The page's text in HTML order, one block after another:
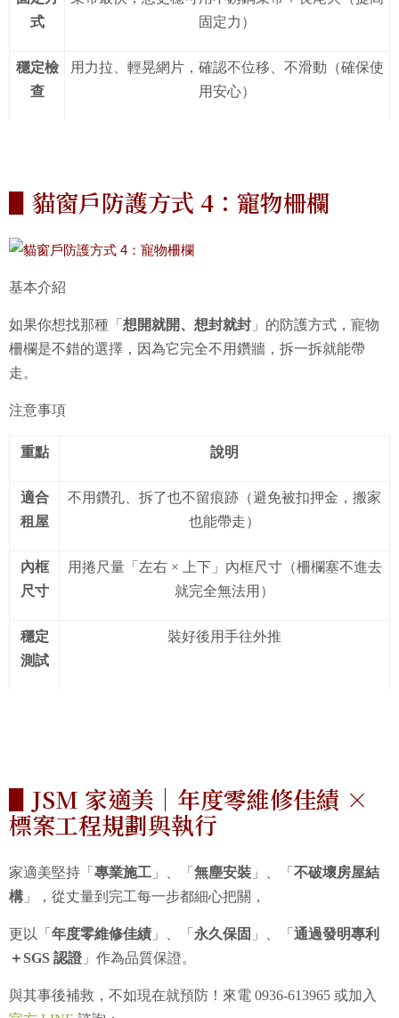
式
固定力）
穩定檢
查
用力拉、輕晃網片，確認不位移、不滑動（確保使
用安心）
▋貓窗戶防護方式 4：寵物柵欄
基本介紹
如果你想找那種「 想開就開、想封就封 」的防護方式，寵物
柵欄是不錯的選擇，因為它完全不用鑽牆，拆一拆就能帶
走。
注意事項
重點 說明
適合
租屋
不用鑽孔、拆了也不留痕跡（避免被扣押金，搬家
也能帶走）
內框
尺寸
用捲尺量「左右 × 上下」內框尺寸（柵欄塞不進去
就完全無法用）
穩定
測試
裝好後用手往外推
▋JSM 家適美｜年度零維修佳績 ×
標案工程規劃與執行
家適美堅持「 專業施工 」、「 無塵安裝 」、「 不破壞房屋結
構 」，從丈量到完工每一步都細心把關，
更以「 年度零維修佳績 」、「 永久保固 」、「 通過發明專利
＋SGS 認證」作為品質保證。
與其事後補救，不如現在就預防！來電 0936-613965 或加入